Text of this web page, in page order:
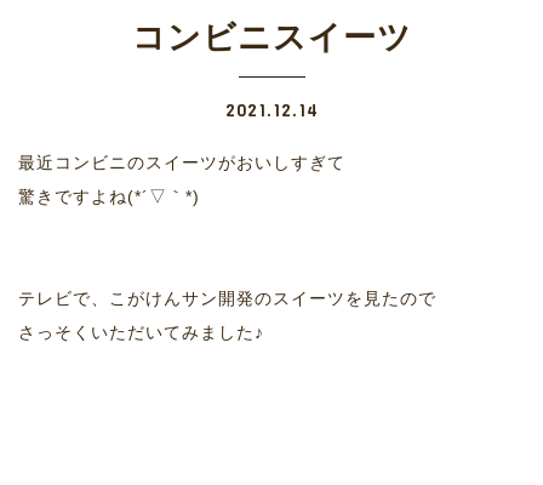
コンビニスイーツ
2021.12.14
最近コンビニのスイーツがおいしすぎて
驚きですよね(*´▽｀*)
テレビで、こがけんサン開発のスイーツを見たので
さっそくいただいてみました♪